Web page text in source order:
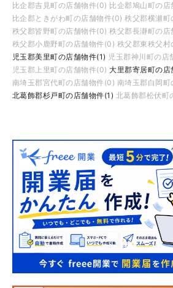
比企郡吉見町の店舗物件(0) 比企郡鳩山町の店
比企郡ときがわ町の店舗物件(0) 秩父郡横瀬
秩父郡皆野町の店舗物件(0) 秩父郡長瀞町の店
秩父郡小鹿野町の店舗物件(0) 秩父郡東秩父
児玉郡美里町の店舗物件(1) 児玉郡神川町の店
児玉郡上里町の店舗物件(0) 大里郡寄居町の店
南埼玉郡宮代町の店舗物件(0) 南埼玉郡白岡
北葛飾郡杉戸町の店舗物件(1) 北葛飾郡松伏町